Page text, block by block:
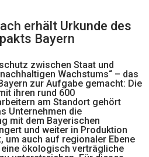
erhält Urkunde des
Bayern
zwischen Staat und
Wachstums“ – das
zur Aufgabe gemacht: Die
ihren rund 600
am Standort gehört
Unternehmen die
mit dem Bayerischen
und weiter in Produktion
um auch auf regionaler Ebene
ökologisch verträgliche